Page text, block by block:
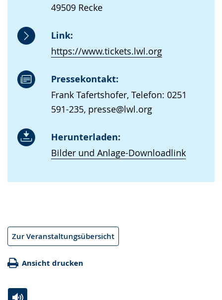
49509 Recke
Link:
https://www.tickets.lwl.org
Pressekontakt:
Frank Tafertshofer, Telefon: 0251
591-235, presse@lwl.org
Herunterladen:
Bilder und Anlage-Downloadlink
Zur Veranstaltungsübersicht
Ansicht drucken